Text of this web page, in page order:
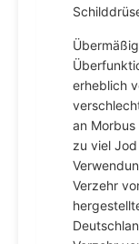
erheblich
an
zu viel
Verzehr